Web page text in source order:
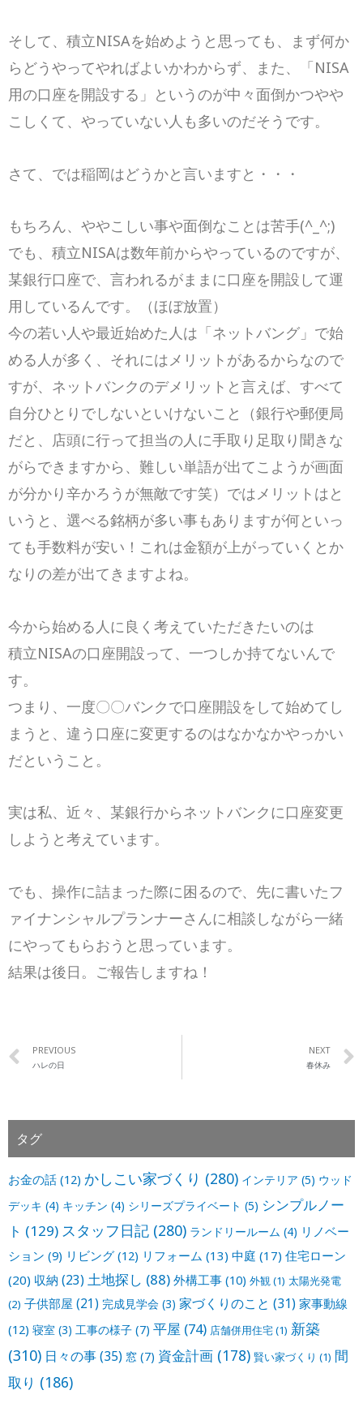
そして、積立NISAを始めようと思っても、まず何か
らどうやってやればよいかわからず、また、「NISA
用の口座を開設する」というのが中々面倒かつやや
こしくて、やっていない人も多いのだそうです。
さて、では稲岡はどうかと言いますと・・・
もちろん、ややこしい事や面倒なことは苦手(^_^;)
でも、積立NISAは数年前からやっているのですが、
某銀行口座で、言われるがままに口座を開設して運
用しているんです。（ほぼ放置）
今の若い人や最近始めた人は「ネットバング」で始
める人が多く、それにはメリットがあるからなので
すが、ネットバンクのデメリットと言えば、すべて
自分ひとりでしないといけないこと（銀行や郵便局
だと、店頭に行って担当の人に手取り足取り聞きな
がらできますから、難しい単語が出てこようが画面
が分かり辛かろうが無敵です笑）ではメリットはと
いうと、選べる銘柄が多い事もありますが何といっ
ても手数料が安い！これは金額が上がっていくとか
なりの差が出てきますよね。
今から始める人に良く考えていただきたいのは
積立NISAの口座開設って、一つしか持てないんで
す。
つまり、一度〇〇バンクで口座開設をして始めてし
まうと、違う口座に変更するのはなかなかやっかい
だということ。
実は私、近々、某銀行からネットバンクに口座変更
しようと考えています。
でも、操作に詰まった際に困るので、先に書いたフ
ァイナンシャルプランナーさんに相談しながら一緒
にやってもらおうと思っています。
結果は後日。ご報告しますね！
PREVIOUS
ハレの日
NEXT
春休み
タグ
お金の話 (12) かしこい家づくり (280) インテリア (5) ウッド
デッキ (4) キッチン (4) シリーズプライベート (5) シンプルノー
ト (129) スタッフ日記 (280) ランドリールーム (4) リノベー
ション (9) リビング (12) リフォーム (13) 中庭 (17) 住宅ローン
(20) 収納 (23) 土地探し (88) 外構工事 (10) 外観(1) 太陽光発電
(2) 子供部屋 (21) 完成見学会 (3) 家づくりのこと (31) 家事動線
(12) 寝室 (3) 工事の様子 (7) 平屋 (74) 店舗併用住宅(1) 新築
(310) 日々の事(35) 窓 (7) 資金計画 (178) 賢い家づくり (1) 間
取り (186)